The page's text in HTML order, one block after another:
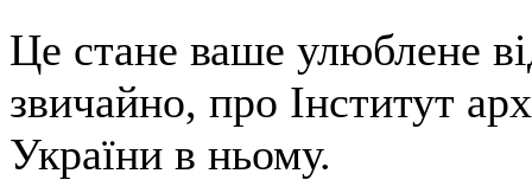
Це стане ваше улюблене
звичайно, про Інститут
України в ньому.